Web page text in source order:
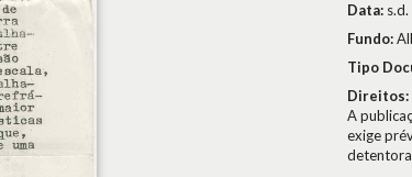
Data: s.d.
Fundo:
Tipo
Direitos:
A
exige